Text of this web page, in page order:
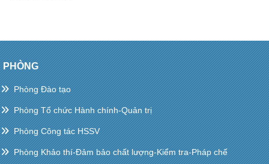
PHÒNG
Phòng Đào tạo
Phòng Tổ chức Hành chính-Quản trị
Phòng Công tác HSSV
Phòng Khảo thí-Đảm bảo chất lượng-Kiểm tra-Pháp chế